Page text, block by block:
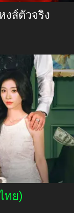
งส์ตัวจริง
ทย)